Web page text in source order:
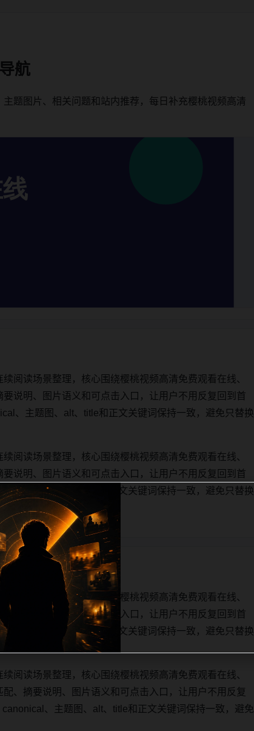
航
题图片、相关问题和站内推荐，每日补充樱桃视频高清
阅读场景整理，核心围绕樱桃视频高清免费观看在线、
说明、图片语义和可点击入口，让用户不用反复回到首
、主题图、alt、title和正文关键词保持一致，避免只替换
阅读场景整理，核心围绕樱桃视频高清免费观看在线、
说明、图片语义和可点击入口，让用户不用反复回到首
、主题图、alt、title和正文关键词保持一致，避免只替换
阅读场景整理，核心围绕樱桃视频高清免费观看在线、
说明、图片语义和可点击入口，让用户不用反复回到首
、主题图、alt、title和正文关键词保持一致，避免只替换
阅读场景整理，核心围绕樱桃视频高清免费观看在线、
、摘要说明、图片语义和可点击入口，让用户不用反复
、主题图、alt、title和正文关键词保持一致，避免